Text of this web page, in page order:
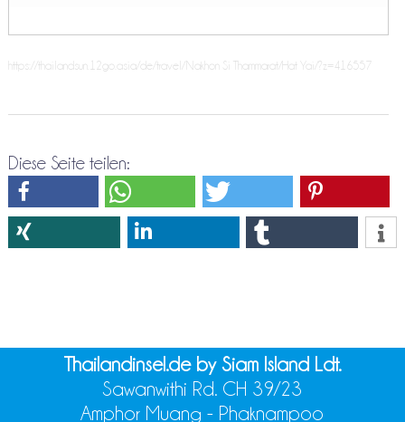
https://thailandsun.12go.asia/de/travel/Nakhon Si Thammarat/Hat Yai/?z=416557
Diese Seite teilen:
Thailandinsel.de by Siam Island Ldt.
Sawanwithi Rd. CH 39/23
Amphor Muang - Phaknampoo